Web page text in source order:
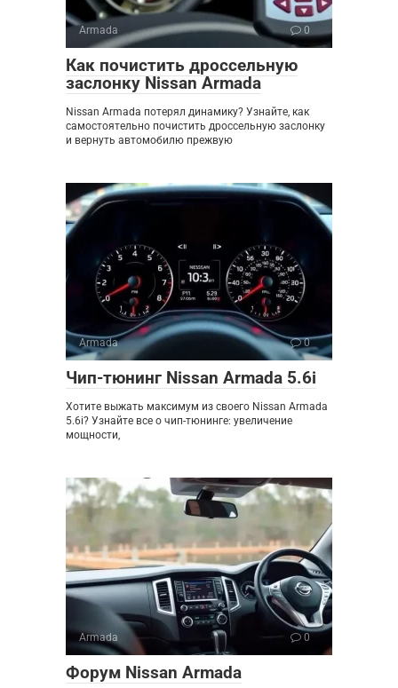
Armada 0
Как почистить дроссельную
заслонку Nissan Armada
Nissan Armada потерял динамику? Узнайте, как
самостоятельно почистить дроссельную заслонку
и вернуть автомобилю прежвую
Armada 0
Чип-тюнинг Nissan Armada 5.6i
Хотите выжать максимум из своего Nissan Armada
5.6i? Узнайте все о чип-тюнинге: увеличение
мощности,
Armada 0
Форум Nissan Armada